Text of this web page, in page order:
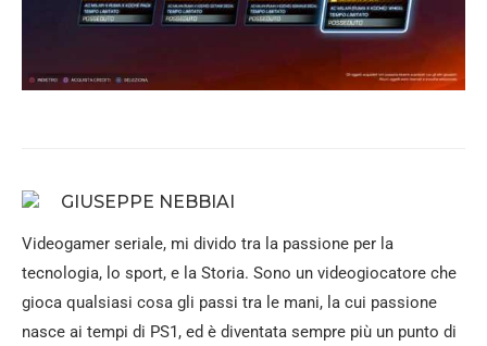
GIUSEPPE NEBBIAI
Videogamer seriale, mi divido tra la passione per la
tecnologia, lo sport, e la Storia. Sono un videogiocatore che
gioca qualsiasi cosa gli passi tra le mani, la cui passione
nasce ai tempi di PS1, ed è diventata sempre più un punto di